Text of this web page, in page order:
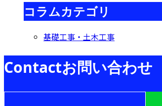
コラムカテゴリ
基礎工事・土木工事
Contactお問い合わせ